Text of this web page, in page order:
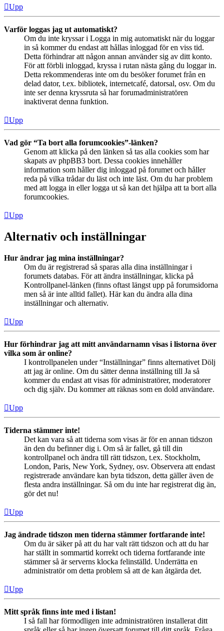
Upp
Varför loggas jag ut automatiskt?
Om du inte kryssar i Logga in mig automatiskt när du loggar
in så kommer du endast att hållas inloggad för en viss tid.
Detta förhindrar att någon annan använder sig av ditt konto.
För att förbli inloggad, kryssa i rutan nästa gång du loggar in.
Detta rekommenderas inte om du besöker forumet från en
delad dator, t.ex. bibliotek, internetcafé, datorsal, osv. Om du
inte ser denna kryssruta så har forumadministratören
inaktiverat denna funktion.
Upp
Vad gör “Ta bort alla forumcookies”-länken?
Genom att klicka på den länken så tas alla cookies som har
skapats av phpBB3 bort. Dessa cookies innehåller
information som håller dig inloggad på forumet och håller
reda på vilka trådar du läst och inte läst. Om du har problem
med att logga in eller logga ut så kan det hjälpa att ta bort alla
forumcookies.
Upp
Alternativ och inställningar
Hur ändrar jag mina inställningar?
Om du är registrerad så sparas alla dina inställningar i
forumets databas. För att ändra inställningar, klicka på
Kontrollpanel-länken (finns oftast längst upp på forumsidorna
men så är inte alltid fallet). Här kan du ändra alla dina
inställningar och alternativ.
Upp
Hur förhindrar jag att mitt användarnamn visas i listorna över
vilka som är online?
I kontrollpanelen under “Inställningar” finns alternativet Dölj
att jag är online. Om du sätter denna inställning till Ja så
kommer du endast att visas för administratörer, moderatorer
och dig själv. Du kommer att räknas som en dold användare.
Upp
Tiderna stämmer inte!
Det kan vara så att tiderna som visas är för en annan tidszon
än den du befinner dig i. Om så är fallet, gå till din
kontrollpanel och ändra till rätt tidszon, t.ex. Stockholm,
London, Paris, New York, Sydney, osv. Observera att endast
registrerade användare kan byta tidszon, detta gäller även de
flesta andra inställningar. Så om du inte har registrerat dig än,
gör det nu!
Upp
Jag ändrade tidszon men tiderna stämmer fortfarande inte!
Om du är säker på att du har valt rätt tidszon och att du har
har ställt in sommartid korrekt och tiderna fortfarande inte
stämmer så är serverns klocka felinställd. Underrätta en
administratör om detta problem så att de kan åtgärda det.
Upp
Mitt språk finns inte med i listan!
I så fall har förmodligen inte administratören installerat ditt